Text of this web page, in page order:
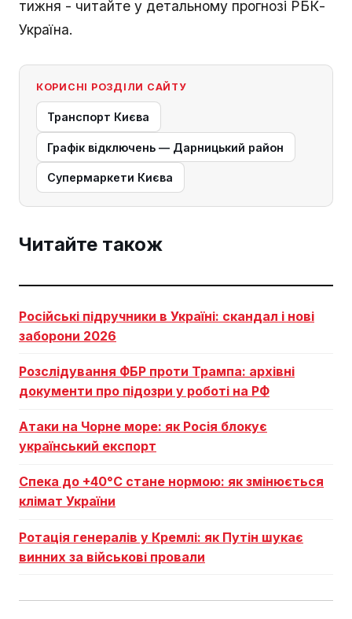
тижня - читайте у детальному прогнозі РБК-
Україна.
КОРИСНІ РОЗДІЛИ САЙТУ
Транспорт Києва
Графік відключень — Дарницький район
Супермаркети Києва
Читайте також
Російські підручники в Україні: скандал і нові
заборони 2026
Розслідування ФБР проти Трампа: архівні
документи про підозри у роботі на РФ
Атаки на Чорне море: як Росія блокує
український експорт
Спека до +40°C стане нормою: як змінюється
клімат України
Ротація генералів у Кремлі: як Путін шукає
винних за військові провали